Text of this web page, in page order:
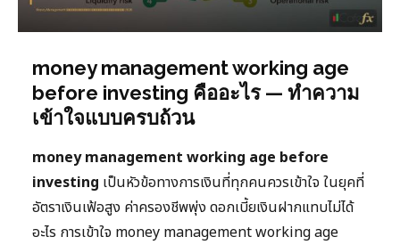
money management working age
before investing คืออะไร — ทำความ
เข้าใจแบบครบถ้วน
money management working age before
investing เป็นหัวข้อทางการเงินที่ทุกคนควรเข้าใจ ในยุคที่
อัตราเงินเฟ้อสูง ค่าครองชีพพุ่ง ดอกเบี้ยเงินฝากแทบไม่ได้
อะไร การเข้าใจ money management working age